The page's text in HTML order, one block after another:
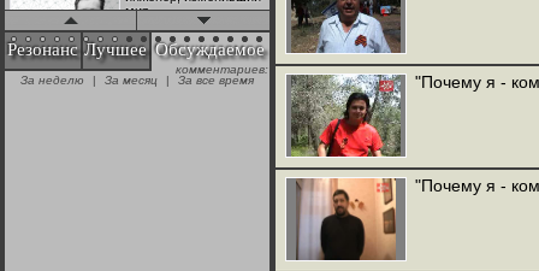
мир
"Аркадий Коц" на
эгалите-фесте "Не
Резонанс Лучшее Обсуждаемое
комментариев:
За неделю
| За месяц | За все время "Почему я -
"Почему я -